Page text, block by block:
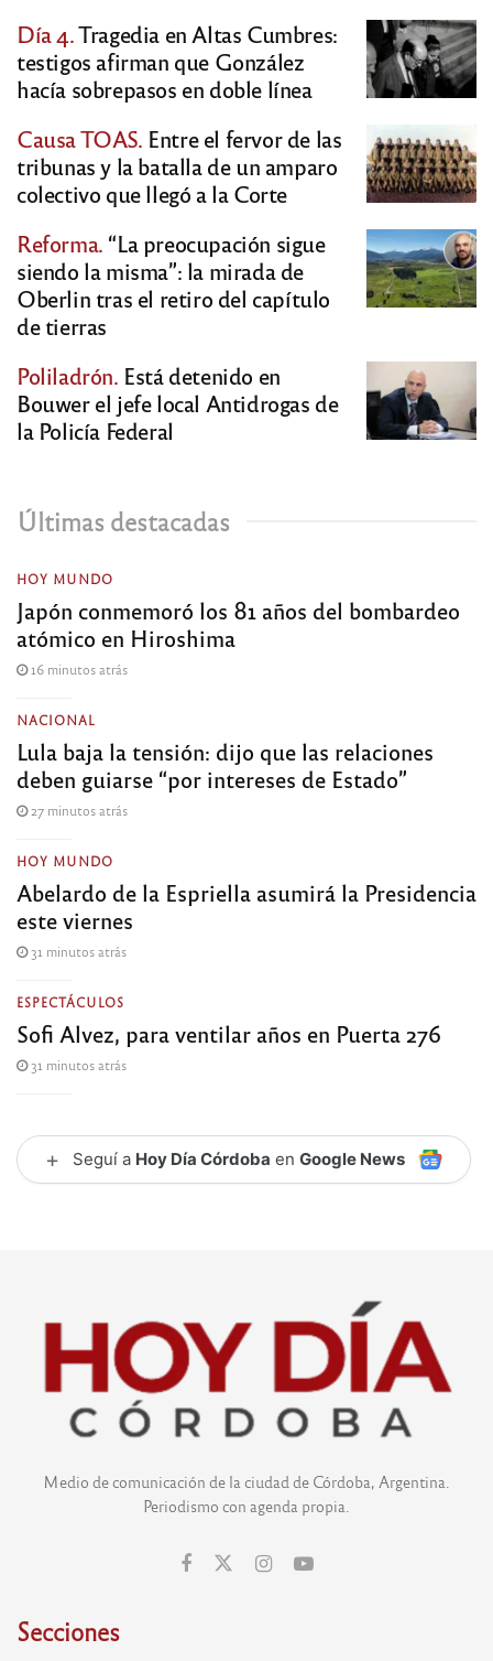
Día 4.Tragedia en Altas Cumbres:
testigos afirman que González
hacía sobrepasos en doble línea
Causa TOAS. Entre el fervor de las
tribunas y la batalla de un amparo
colectivo que llegó a la Corte
Reforma. “La preocupación sigue
siendo la misma”: la mirada de
Oberlin tras el retiro del capítulo
de tierras
Poliladrón. Está detenido en
Bouwer el jefe local Antidrogas de
la Policía Federal
Últimas destacadas
HOY MUNDO
Japón conmemoró los 81 años del bombardeo
atómico en Hiroshima
16 minutos atrás
NACIONAL
Lula baja la tensión: dijo que las relaciones
deben guiarse “por intereses de Estado”
27 minutos atrás
HOY MUNDO
Abelardo de la Espriella asumirá la Presidencia
este viernes
31 minutos atrás
ESPECTÁCULOS
Sofi Alvez, para ventilar años en Puerta 276
31 minutos atrás
+ Seguí a Hoy Día Córdoba en Google News
Medio de comunicación de la ciudad de Córdoba, Argentina.
Periodismo con agenda propia.
Secciones